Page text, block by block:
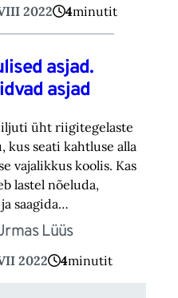
2022 4minutit
asjad.
asjad
üht riigitegelaste
kus seati kahtluse alla
vajalikkus koolis. Kas
lastel nõeluda,
saagida…
Lüüs
2022 4minutit